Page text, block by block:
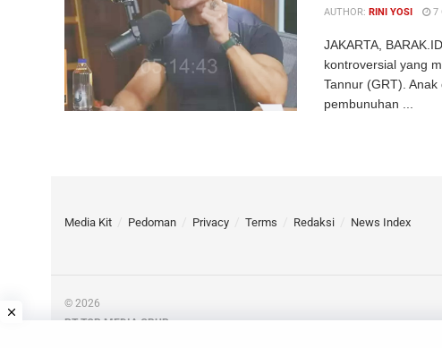
AUTHOR: RINI YOSI 7
JAKARTA,
kontroversial yang
Tannur (GRT).
pembunuhan ...
Media Kit Pedoman Privacy Terms Redaksi News Index
© 2026
PT TOP MEDIA GRUP